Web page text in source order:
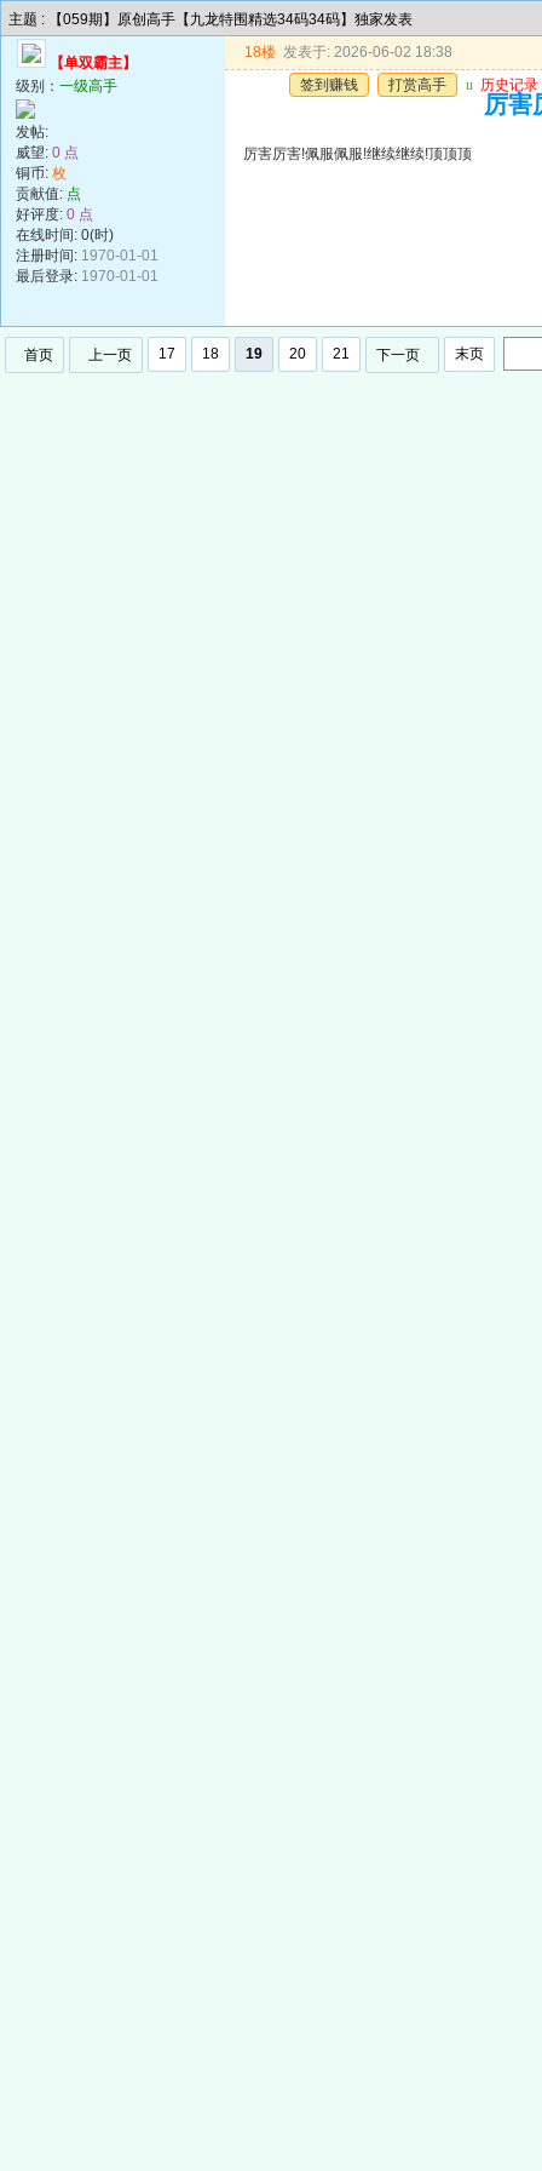
主题 : 【059期】原创高手【九龙特围精选34码34码】独家发表
【单双霸主】
级别： 一级高手
发帖:
威望: 0 点
铜币: 枚
贡献值: 点
好评度: 0 点
在线时间: 0(时)
注册时间: 1970-01-01
最后登录: 1970-01-01
18楼 发表于: 2026-06-02 18:38
签到赚钱
打赏高手 u 历史记录
厉害
厉害厉害!佩服佩服!继续继续!顶顶顶
首页 上一页 17 18 19 20 21 下一页 末页